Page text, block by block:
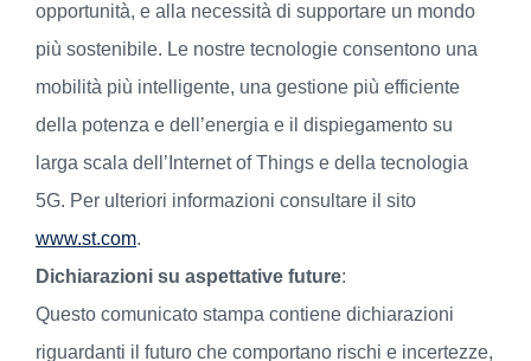
opportunità, e alla necessità di supportare un mondo
più sostenibile. Le nostre tecnologie consentono una
mobilità più intelligente, una gestione più efficiente
della potenza e dell’energia e il dispiegamento su
larga scala dell’Internet of Things e della tecnologia
5G. Per ulteriori informazioni consultare il sito
www.st.com.
Dichiarazioni su aspettative future:
Questo comunicato stampa contiene dichiarazioni
riguardanti il futuro che comportano rischi e incertezze,